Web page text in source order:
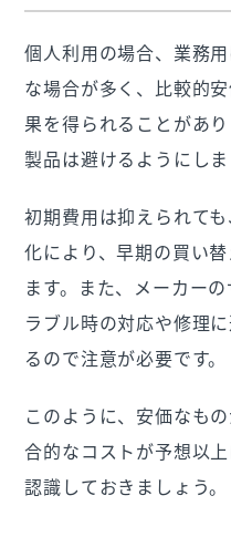
個人利用の場合、業務
な場合が多く、比較的
果を得られることがあ
製品は避けるようにしま
初期費用は抑えられて
化により、早期の買い
ます。また、メーカー
ラブル時の対応や修理
るので注意が必要です。
このように、安価なも
合的なコストが予想以
認識しておきましょう。